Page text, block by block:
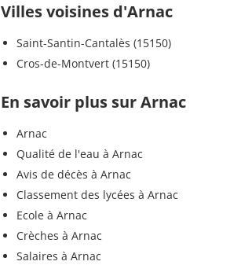
Villes voisines d'Arnac
Saint-Santin-Cantalès (15150)
Cros-de-Montvert (15150)
En savoir plus sur Arnac
Arnac
Qualité de l'eau à Arnac
Avis de décès à Arnac
Classement des lycées à Arnac
Ecole à Arnac
Crèches à Arnac
Salaires à Arnac